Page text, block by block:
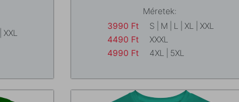
XXL
Méretek:
3990 Ft S M L XL
XXL
4490 Ft
XXXL
4990 Ft 4XL 5XL